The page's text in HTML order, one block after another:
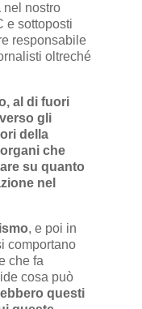
nel nostro
e sottoposti
responsabile
oltreché
al di fuori
gli
della
che
su quanto
nel
, e poi in
comportano
che fa
cosa può
questi